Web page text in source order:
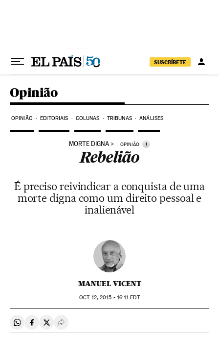
SUSCRÍBETE
Opinião
OPINIÃO EDITORIAIS COLUNAS TRIBUNAS ANÁLISES
MORTE DIGNA OPINIÃO i
Rebelião
É preciso reivindicar a conquista de uma
morte digna como um direito pessoal e
inalienável
MANUEL VICENT
OCT12, 2015 - 16:11EDT
Compartir en Whatsapp
Compartir en Facebook
Compartir en Twitter
Desplegar Redes Sociales